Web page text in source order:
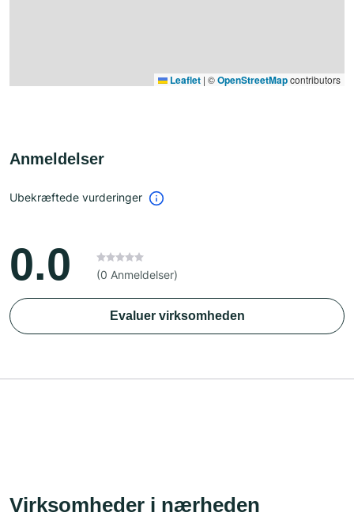
Leaflet | ©OpenStreetMapcontributors
Anmeldelser
Ubekræftede vurderinger
0.0 (0 Anmeldelser)
Evaluer virksomheden
Virksomheder i nærheden